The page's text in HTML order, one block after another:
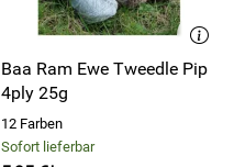
Baa Ram Ewe Tweedle Pip
4ply 25g
12 Farben
Sofort lieferbar